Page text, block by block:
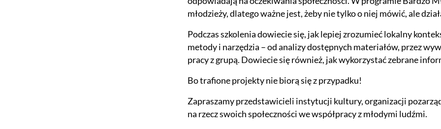
młodzieży, dlatego ważne jest, żeby nie tylko o niej mówić, ale
Podczas szkolenia dowiecie się, jak lepiej zrozumieć lokalny
metody i narzędzia – od analizy dostępnych materiałów, przez
pracy z grupą. Dowiecie się również, jak wykorzystać zebrane
Bo trafione projekty nie biorą się z przypadku!
Zapraszamy przedstawicieli instytucji kultury, organizacji
na rzecz swoich społeczności we współpracy z młodymi ludźmi.